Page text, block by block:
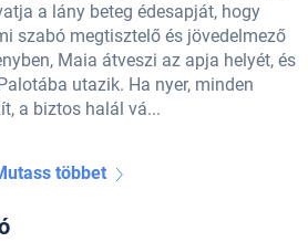
a lány beteg édesapját, hogy
szabó megtisztelő és jövedelmező
Maia átveszi az apja helyét, és
utazik. Ha nyer, minden
a biztos halál vá...
többet